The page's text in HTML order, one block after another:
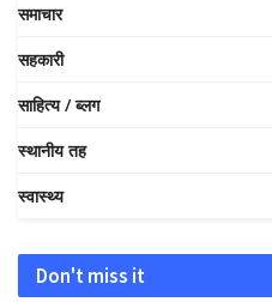
समाचार
सहकारी
साहित्य / ब्लग
स्थानीय तह
स्वास्थ्य
Don't miss it